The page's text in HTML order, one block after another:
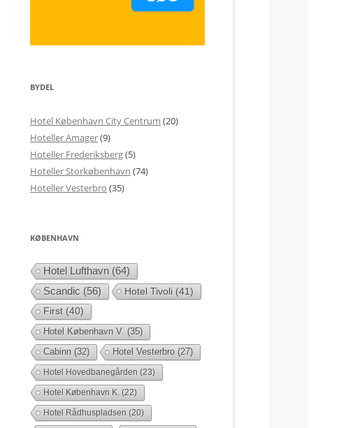
BYDEL
Hotel København City Centrum (20)
Hoteller Amager(9)
Hoteller Frederiksberg(5)
Hoteller Storkøbenhavn (74)
Hoteller Vesterbro (35)
KØBENHAVN
Hotel Lufthavn (64)
Scandic (56) Hotel Tivoli (41)
First (40)
Hotel København V. (35)
Cabinn (32) Hotel Vesterbro (27)
Hotel Hovedbanegården (23)
Hotel København K. (22)
Hotel Rådhuspladsen (20)